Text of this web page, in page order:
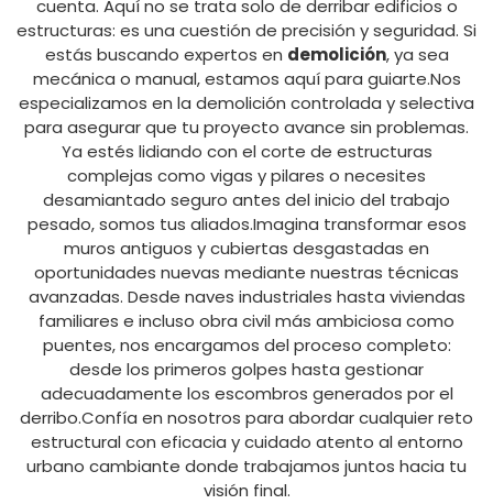
cuenta. Aquí no se trata solo de derribar edificios o
estructuras: es una cuestión de precisión y seguridad. Si
estás buscando expertos en demolición, ya sea
mecánica o manual, estamos aquí para guiarte.Nos
especializamos en la demolición controlada y selectiva
para asegurar que tu proyecto avance sin problemas.
Ya estés lidiando con el corte de estructuras
complejas como vigas y pilares o necesites
desamiantado seguro antes del inicio del trabajo
pesado, somos tus aliados.Imagina transformar esos
muros antiguos y cubiertas desgastadas en
oportunidades nuevas mediante nuestras técnicas
avanzadas. Desde naves industriales hasta viviendas
familiares e incluso obra civil más ambiciosa como
puentes, nos encargamos del proceso completo:
desde los primeros golpes hasta gestionar
adecuadamente los escombros generados por el
derribo.Confía en nosotros para abordar cualquier reto
estructural con eficacia y cuidado atento al entorno
urbano cambiante donde trabajamos juntos hacia tu
visión final.